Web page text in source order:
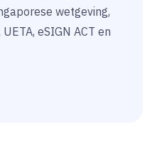
wetgeving,
eSIGN ACT en